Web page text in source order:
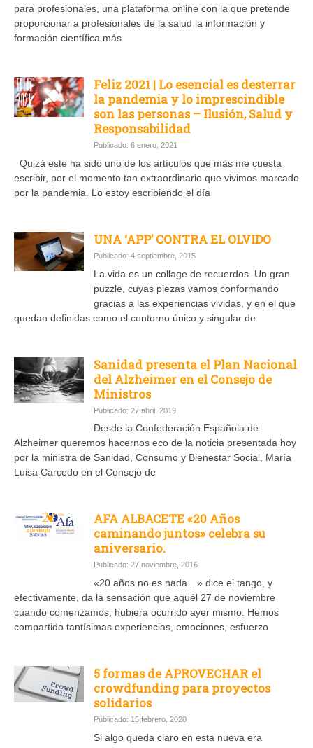
para profesionales, una plataforma online con la que pretende
proporcionar a profesionales de la salud la información y
formación científica más
Feliz 2021 | Lo esencial es desterrar
la pandemia y lo imprescindible
son las personas – Ilusión, Salud y
Responsabilidad
Publicado: 6 enero, 2021
Quizá este ha sido uno de los artículos que más me cuesta
escribir, por el momento tan extraordinario que vivimos marcado
por la pandemia. Lo estoy escribiendo el día
UNA ‘APP’ CONTRA EL OLVIDO
Publicado: 4 septiembre, 2015
La vida es un collage de recuerdos. Un gran
puzzle, cuyas piezas vamos conformando
gracias a las experiencias vividas, y en el que
quedan definidas como el contorno único y singular de
Sanidad presenta el Plan Nacional
del Alzheimer en el Consejo de
Ministros
Publicado: 27 abril, 2019
Desde la Confederación Española de
Alzheimer queremos hacernos eco de la noticia presentada hoy
por la ministra de Sanidad, Consumo y Bienestar Social, María
Luisa Carcedo en el Consejo de
AFA ALBACETE «20 Años
caminando juntos» celebra su
aniversario.
Publicado: 27 noviembre, 2016
«20 años no es nada…» dice el tango, y
efectivamente, da la sensación que aquél 27 de noviembre
cuando comenzamos, hubiera ocurrido ayer mismo. Hemos
compartido tantísimas experiencias, emociones, esfuerzo
5 formas de APROVECHAR el
crowdfunding para proyectos
solidarios
Publicado: 15 febrero, 2020
Si algo queda claro en esta nueva era